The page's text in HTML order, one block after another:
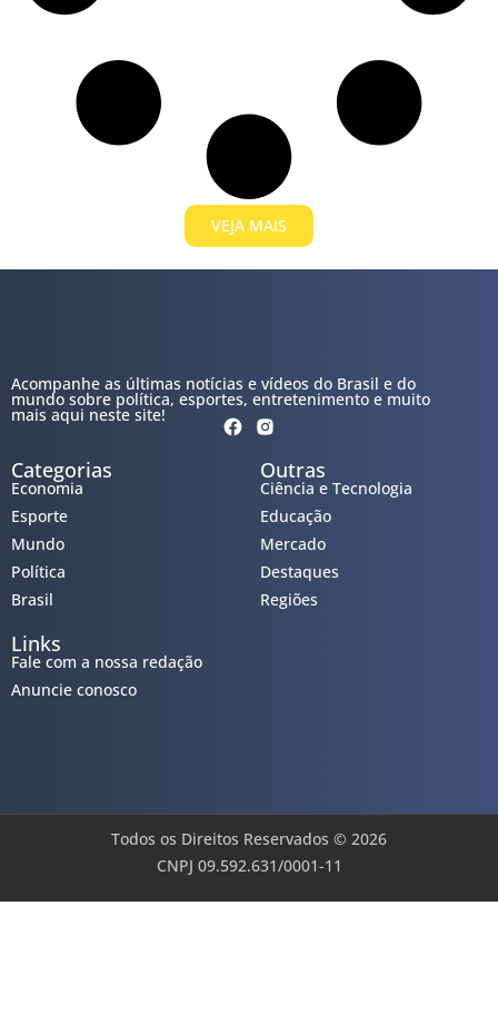
VEJA MAIS
Acompanhe as últimas notícias e vídeos do Brasil e do
mundo sobre política, esportes, entretenimento e muito
mais aqui neste site!
Categorias
Economia
Esporte
Mundo
Política
Brasil
Outras
Ciência e Tecnologia
Educação
Mercado
Destaques
Regiões
Links
Fale com a nossa redação
Anuncie conosco
Todos os Direitos Reservados © 2026
CNPJ 09.592.631/0001-11